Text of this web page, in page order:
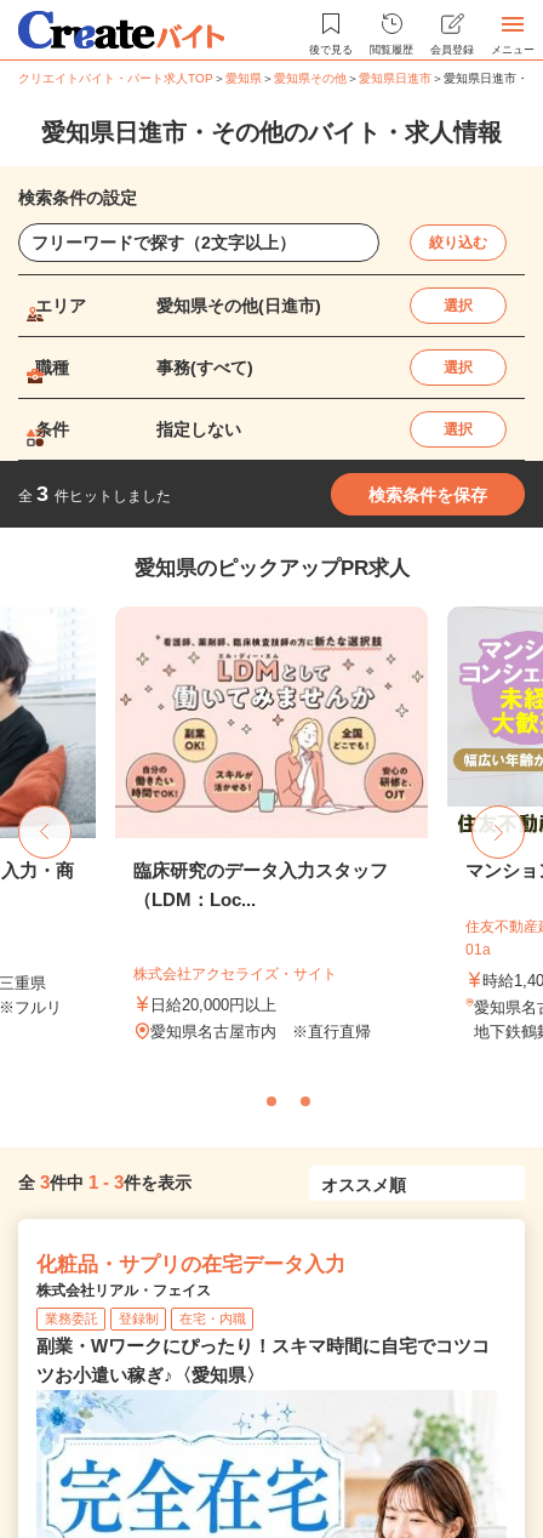
後で見る 閲覧履歴 会員登録 メニュー
クリエイトバイト・パート求人TOP ＞愛知県＞愛知県その他＞愛知県日進市＞愛知県日進市・
愛知県日進市・その他のバイト・求人情報
検索条件の設定
絞り込む
エリア 愛知県その他(日進市) 選択
職種 事務(すべて) 選択
条件 指定しない 選択
全 3 件ヒットしました 検索条件を保存
愛知県のピックアップPR求人
力・商
重県
フルリ
臨床研究のデータ入力スタッフ
（LDM：Loc...
株式会社アクセライズ・サイト
日給20,000円以上
愛知県名古屋市内 ※直行直帰
マンシ
住友不動産
01a
時給
愛知県名
地下鉄鶴
全 3件中 1 - 3件を表示
化粧品・サプリの在宅データ入力
株式会社リアル・フェイス
業務委託 登録制 在宅・内職
副業・Wワークにぴったり！スキマ時間に自宅でコツコ
ツお小遣い稼ぎ♪〈愛知県〉